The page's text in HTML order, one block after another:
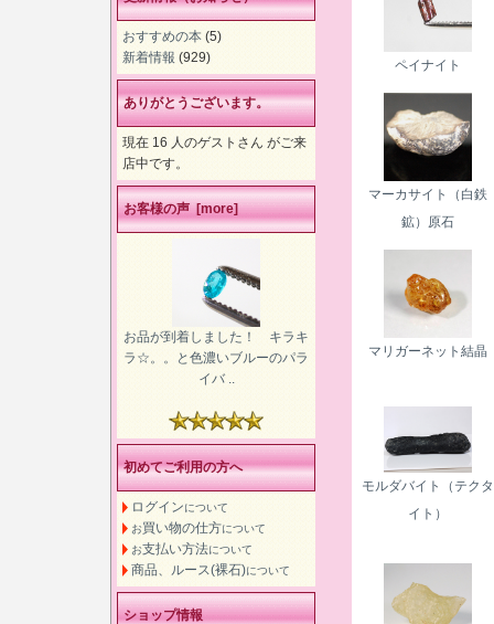
ペイナイト
マーカサイト（白鉄
鉱）原石
マリガーネット結晶
モルダバイト（テクタ
イト）
おすすめの本 (5)
新着情報 (929)
ありがとうございます。
現在 16 人のゲストさん がご来
店中です。
お客様の声 [more]
お品が到着しました！ キラキ
ラ☆。。と色濃いブルーのパラ
イバ ..
初めてご利用の方へ
ログインについて
お買い物の仕方について
お支払い方法について
商品、ルース(裸石)について
ショップ情報